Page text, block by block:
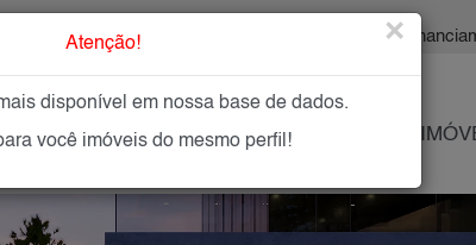
|
IMOBILIÁRIAS OFEREÇA SEU
Atenção! ×
disponível em nossa base de dados.
você imóveis do mesmo perfil!